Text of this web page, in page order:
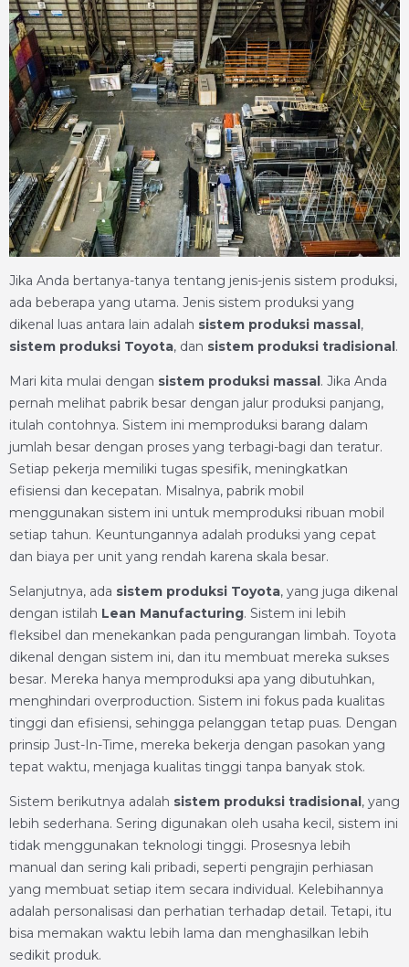
Jika Anda bertanya-tanya tentang jenis-jenis sistem produksi,
ada beberapa yang utama. Jenis sistem produksi yang
dikenal luas antara lain adalah sistem produksi massal,
sistem produksi Toyota, dan sistem produksi tradisional.
Mari kita mulai dengan sistem produksi massal. Jika Anda
pernah melihat pabrik besar dengan jalur produksi panjang,
itulah contohnya. Sistem ini memproduksi barang dalam
jumlah besar dengan proses yang terbagi-bagi dan teratur.
Setiap pekerja memiliki tugas spesifik, meningkatkan
efisiensi dan kecepatan. Misalnya, pabrik mobil
menggunakan sistem ini untuk memproduksi ribuan mobil
setiap tahun. Keuntungannya adalah produksi yang cepat
dan biaya per unit yang rendah karena skala besar.
Selanjutnya, ada sistem produksi Toyota, yang juga dikenal
dengan istilah Lean Manufacturing. Sistem ini lebih
fleksibel dan menekankan pada pengurangan limbah. Toyota
dikenal dengan sistem ini, dan itu membuat mereka sukses
besar. Mereka hanya memproduksi apa yang dibutuhkan,
menghindari overproduction. Sistem ini fokus pada kualitas
tinggi dan efisiensi, sehingga pelanggan tetap puas. Dengan
prinsip Just-In-Time, mereka bekerja dengan pasokan yang
tepat waktu, menjaga kualitas tinggi tanpa banyak stok.
Sistem berikutnya adalah sistem produksi tradisional, yang
lebih sederhana. Sering digunakan oleh usaha kecil, sistem ini
tidak menggunakan teknologi tinggi. Prosesnya lebih
manual dan sering kali pribadi, seperti pengrajin perhiasan
yang membuat setiap item secara individual. Kelebihannya
adalah personalisasi dan perhatian terhadap detail. Tetapi, itu
bisa memakan waktu lebih lama dan menghasilkan lebih
sedikit produk.